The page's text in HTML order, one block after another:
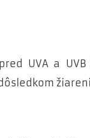
UVA a UVB